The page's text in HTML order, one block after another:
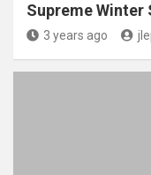
Supreme Winter
3 years ago